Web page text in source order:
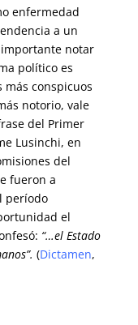
enfermedad
a un
importante notar
político es
conspicuos
notorio, vale
del Primer
Lusinchi, en
del
fueron a
período
el
“…el Estado
(Dictamen,